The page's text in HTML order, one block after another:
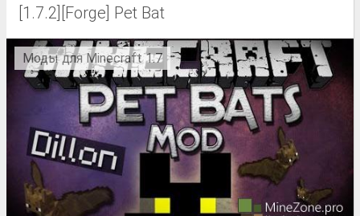
[1.7.2][Forge] Pet Bat
Моды для Minecraft 1.7